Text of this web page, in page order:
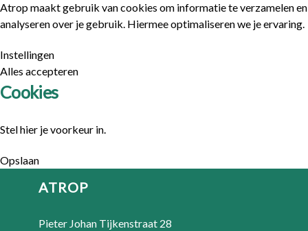
Atrop maakt gebruik van cookies om informatie te verzamelen en
analyseren over je gebruik. Hiermee optimaliseren we je ervaring.
Instellingen
Alles accepteren
Cookies
Stel hier je voorkeur in.
Opslaan
ATROP
Pieter Johan Tijkenstraat 28